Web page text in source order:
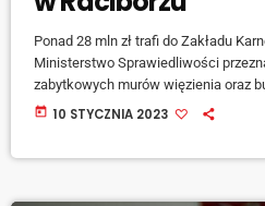
Ponad 28 mln zł trafi do Zakładu
Ministerstwo Sprawiedliwości
zabytkowych murów więzienia oraz
której zatrudnienie znajdzie kilkuset
today 10 STYCZNIA 2023